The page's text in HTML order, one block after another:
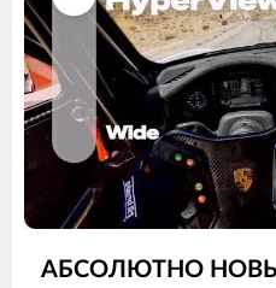
АБСОЛЮТНО